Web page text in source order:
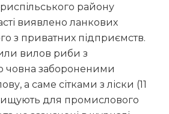
району
виявлено ланкових
з приватних підприємств.
вилов риби з
човна забороненими
а саме сітками з ліски (11
для промислового